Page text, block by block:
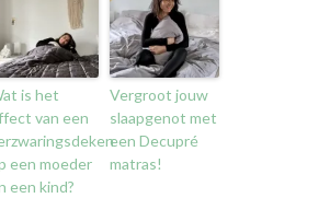
is het
van een
een moeder
een kind?
Vergroot jouw
slaapgenot met
een Decupré
matras!